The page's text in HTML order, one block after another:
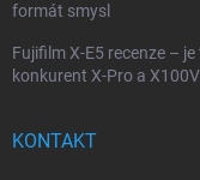
formát smysl
Fujifilm X-E5 recenze –
konkurent X-Pro a
KONTAKT